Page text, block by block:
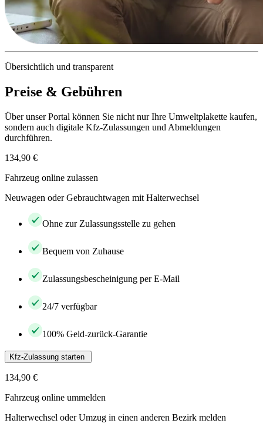
Übersichtlich und transparent
Preise & Gebühren
Über unser Portal können Sie nicht nur Ihre Umweltplakette kaufen,
sondern auch digitale Kfz-Zulassungen und Abmeldungen
durchführen.
134,90 €
Fahrzeug online zulassen
Neuwagen oder Gebrauchtwagen mit Halterwechsel
Ohne zur Zulassungsstelle zu gehen
Bequem von Zuhause
Zulassungsbescheinigung per E-Mail
24/7 verfügbar
100% Geld-zurück-Garantie
Kfz-Zulassung starten
134,90 €
Fahrzeug online ummelden
Halterwechsel oder Umzug in einen anderen Bezirk melden